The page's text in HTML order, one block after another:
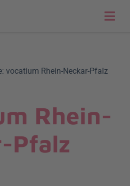
vocatium Rhein-Neckar-Pfalz
Rhein-
Pfalz